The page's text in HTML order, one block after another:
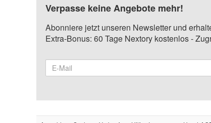
Verpasse keine Angebote mehr!
Abonniere jetzt unseren Newsletter und
Extra-Bonus: 60 Tage Nextory kostenlos -